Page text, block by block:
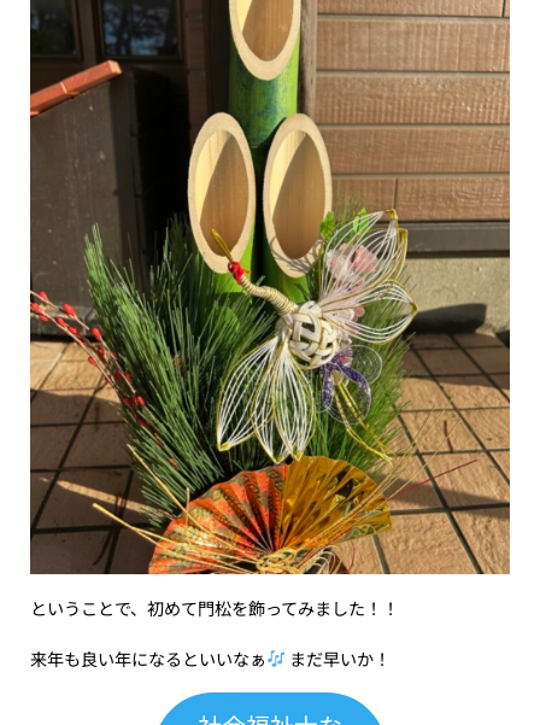
ということで、初めて門松を飾ってみました！！
来年も良い年になるといいなぁ まだ早いか！